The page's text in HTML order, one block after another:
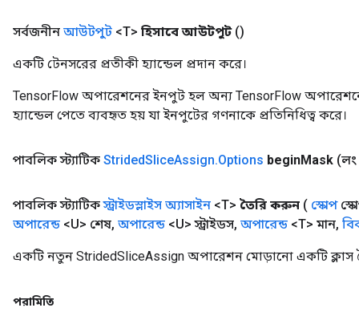
সর্বজনীন আউটপুট <T> হিসাবে আউটপুট ()
একটি টেনসরের প্রতীকী হ্যান্ডেল প্রদান করে।
TensorFlow অপারেশনের ইনপুট হল অন্য TensorFlow
হ্যান্ডেল পেতে ব্যবহৃত হয় যা ইনপুটের গণনাকে প্রতিনিধিত্ব করে।
পাবলিক স্ট্যাটিক StridedSliceAssign.Options beginMask (লং
পাবলিক স্ট্যাটিকস্ট্রাইডস্লাইস অ্যাসাইন <T> তৈরি করুন ( স্কোপ
অপারেন্ড <U> শেষ, অপারেন্ড <U> স্ট্রাইডস, অপারেন্ড <T> মান,
একটি নতুন StridedSliceAssign অপারেশন মোড়ানো একটি ক্লাস
পরামিতি